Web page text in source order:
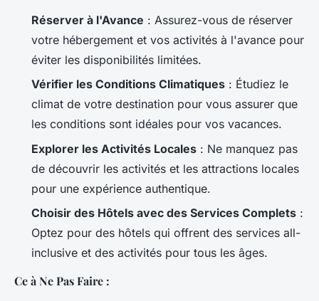
Réserver à l'Avance : Assurez-vous de réserver
votre hébergement et vos activités à l'avance pour
éviter les disponibilités limitées.
Vérifier les Conditions Climatiques : Étudiez le
climat de votre destination pour vous assurer que
les conditions sont idéales pour vos vacances.
Explorer les Activités Locales : Ne manquez pas
de découvrir les activités et les attractions locales
pour une expérience authentique.
Choisir des Hôtels avec des Services Complets :
Optez pour des hôtels qui offrent des services all-
inclusive et des activités pour tous les âges.
Ce à Ne Pas Faire :